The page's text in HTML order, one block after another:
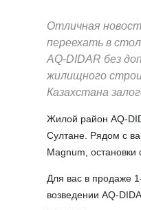
Отличная
переехать в
AQ-DIDAR без
жилищного
Казахстана
Жилой район AQ-
Султане. Рядом с
Magnum, остановки
Для вас в продаже
возведении AQ-